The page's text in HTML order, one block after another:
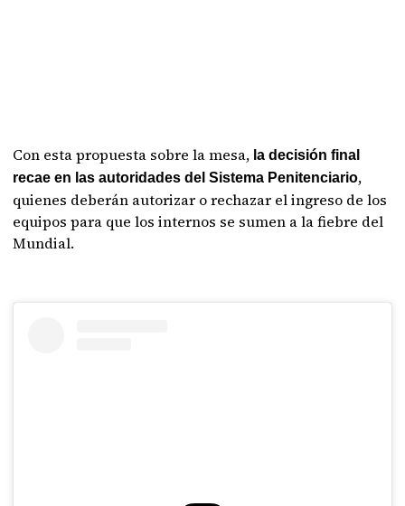
Con esta propuesta sobre la mesa, la decisión final
recae en las autoridades del Sistema Penitenciario,
quienes deberán autorizar o rechazar el ingreso de los
equipos para que los internos se sumen a la fiebre del
Mundial.